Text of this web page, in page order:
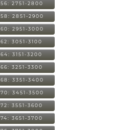
56: 2751-2800
58: 2851-2900
60: 2951-3000
62: 3051-3100
64: 3151-3200
66: 3251-3300
68: 3351-3400
70: 3451-3500
72: 3551-3600
74: 3651-3700